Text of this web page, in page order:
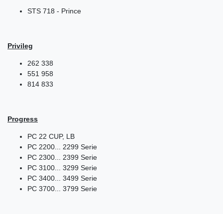
STS 718 - Prince
Privileg
262 338
551 958
814 833
Progress
PC 22 CUP, LB
PC 2200... 2299 Serie
PC 2300... 2399 Serie
PC 3100... 3299 Serie
PC 3400... 3499 Serie
PC 3700... 3799 Serie